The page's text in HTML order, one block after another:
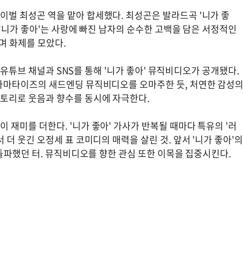
벌 최성곤 역을 맡아 합세했다. 최성곤은 발라드곡 '니가 좋
가 좋아'는 사랑에 빠진 남자의 순수한 고백을 담은 서정적인
화제를 모았다.
튜브 채널과 SNS를 통해 '니가 좋아' 뮤직비디오가 공개됐다.
타이즈의 새드엔딩 뮤직비디오를 오마주한 듯, 처연한 감성의
리로 웃음과 향수를 동시에 자극한다.
재미를 더한다. '니가 좋아' 가사가 반복될 때마다 특유의 '러
더 웃긴 오정세 표 코미디의 매력을 살린 것. 앞서 '니가 좋아'의
했던 터. 뮤직비디오를 향한 관심 또한 이목을 집중시킨다.